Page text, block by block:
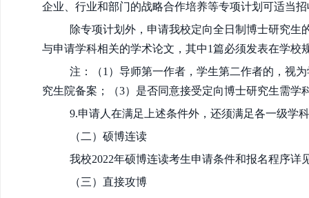
企业、行业和部门的战略合作培养等专项计划可适当
除专项计划外，申请我校定向全日制博士研究
与申请学科相关的学术论文，其中1篇必须发表在学校
注：（1）导师第一作者，学生第二作者的，视
究生院备案；（3）是否同意接受定向博士研究生需
9.申请人在满足上述条件外，还须满足各一级学
（二）硕博连读
我校2022年硕博连读考生申请条件和报名程序
（三）直接攻博